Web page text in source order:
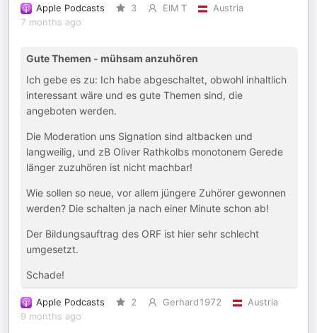
Apple Podcasts 3 ElM T
Austria
7 months ago
Gute Themen - mühsam anzuhören
Ich gebe es zu: Ich habe abgeschaltet, obwohl inhaltlich
interessant wäre und es gute Themen sind, die
angeboten werden.
Die Moderation uns Signation sind altbacken und
langweilig, und zB Oliver Rathkolbs monotonem Gerede
länger zuzuhören ist nicht machbar!
Wie sollen so neue, vor allem jüngere Zuhörer gewonnen
werden? Die schalten ja nach einer Minute schon ab!
Der Bildungsauftrag des ORF ist hier sehr schlecht
umgesetzt.
Schade!
Apple Podcasts 2 Gerhard1972
Austria
9 months ago